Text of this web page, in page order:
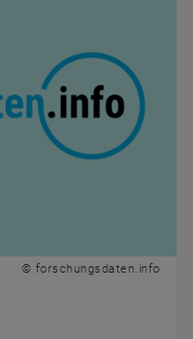
© forschungsdaten.info